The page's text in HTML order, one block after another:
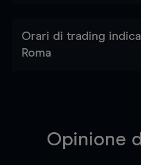
Orari di trading
Roma
Opinione